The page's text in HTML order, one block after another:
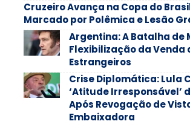
Cruzeiro Avança na Copa do
Marcado por Polêmica e Lesão
Argentina: A Batalha de
Flexibilização da Venda
Estrangeiros
Crise Diplomática: Lula
‘Atitude Irresponsável’
Após Revogação de
Embaixadora